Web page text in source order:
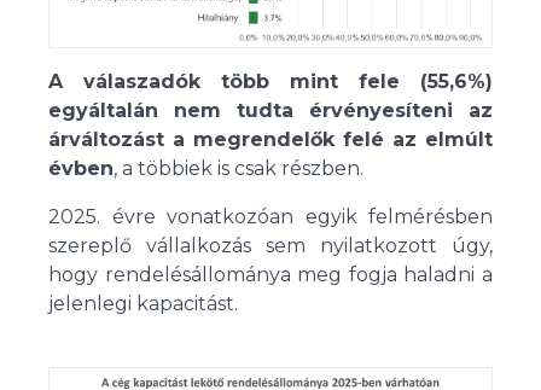
A válaszadók több mint fele (55,6%)
egyáltalán nem tudta érvényesíteni az
árváltozást a megrendelők felé az elmúlt
évben, a többiek is csak részben.
2025. évre vonatkozóan egyik felmérésben
szereplő vállalkozás sem nyilatkozott úgy,
hogy rendelésállománya meg fogja haladni a
jelenlegi kapacitást.